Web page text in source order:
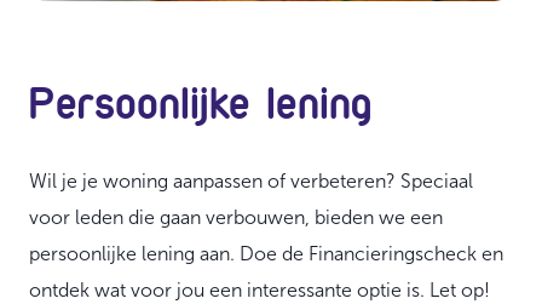
Persoonlijke lening
Wil je je woning aanpassen of verbeteren? Speciaal
voor leden die gaan verbouwen, bieden we een
persoonlijke lening aan. Doe de Financieringscheck en
ontdek wat voor jou een interessante optie is. Let op!